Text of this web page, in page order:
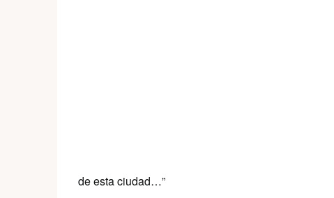
de esta ciudad…”